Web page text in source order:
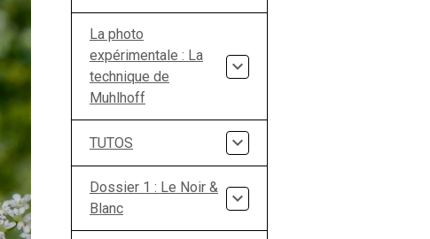
La photo
expérimentale : La
technique de
Muhlhoff
TUTOS
Dossier 1 : Le Noir &
Blanc